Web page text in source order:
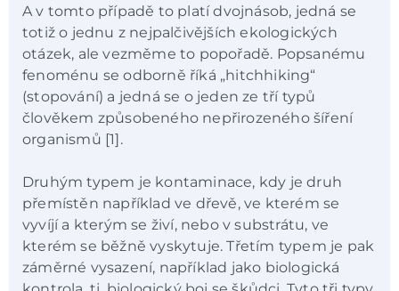
A v tomto případě to platí dvojnásob, jedná se
totiž o jednu z nejpalčivějších ekologických
otázek, ale vezměme to popořadě. Popsanému
fenoménu se odborně říká „hitchhiking“
(stopování) a jedná se o jeden ze tří typů
člověkem způsobeného nepřirozeného šíření
organismů [1].
Druhým typem je kontaminace, kdy je druh
přemístěn například ve dřevě, ve kterém se
vyvíjí a kterým se živí, nebo v substrátu, ve
kterém se běžně vyskytuje. Třetím typem je pak
záměrné vysazení, například jako biologická